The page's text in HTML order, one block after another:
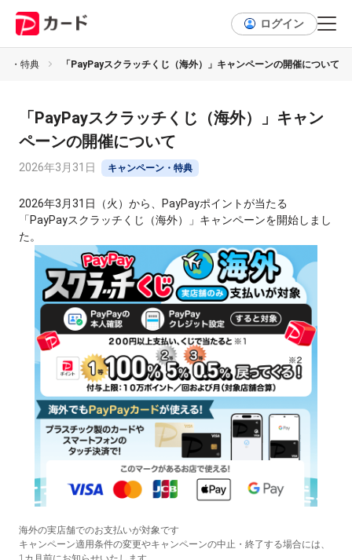
ログイン
・特典 「PayPayスクラッチくじ（海外）」キャンペーンの開催について
「PayPayスクラッチくじ（海外）」キャン
ペーンの開催について
2026年3月31日 キャンペーン・特典
2026年3月31日（火）から、PayPayポイントが当たる
「PayPayスクラッチくじ（海外）」キャンペーンを開始しまし
た。
海外の実店舗でのお支払いが対象です
キャンペーン適用条件の変更やキャンペーンの中止・終了する場合には、